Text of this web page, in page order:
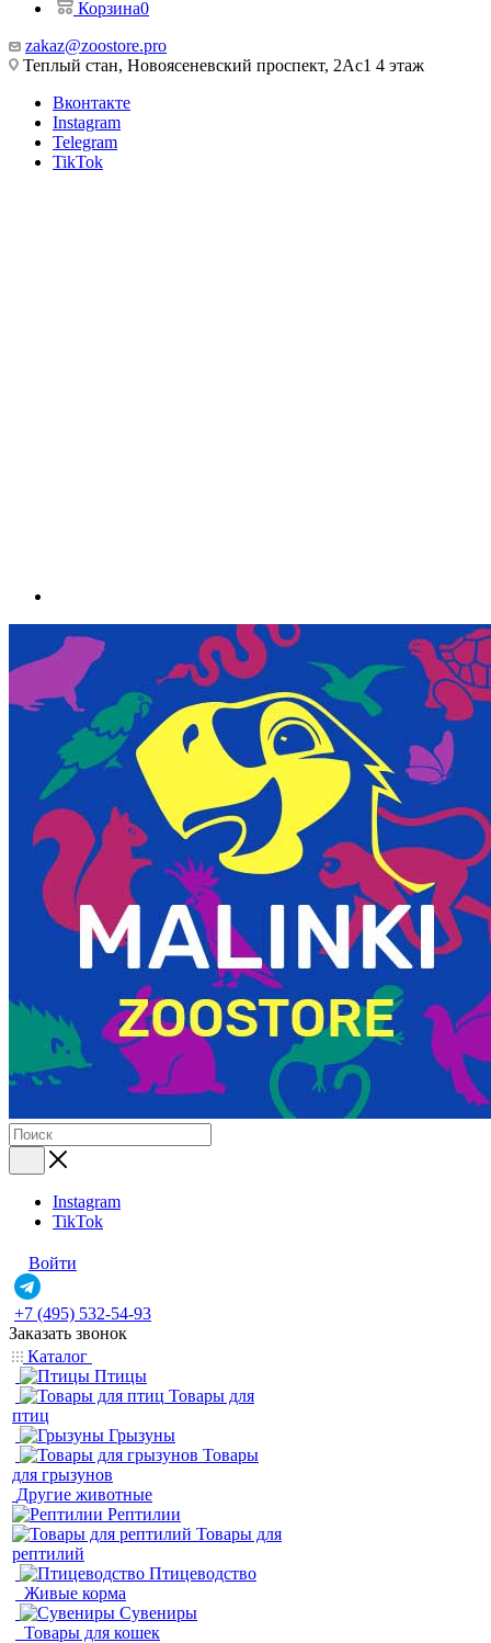
Корзина0
zakaz@zoostore.pro
Теплый стан, Новоясеневский проспект, 2Ас1 4 этаж
Вконтакте
Instagram
Telegram
TikTok
Instagram
TikTok
Войти
+7 (495) 532-54-93
Заказать звонок
Каталог
Птицы
Товары для
птиц
Грызуны
Товары
для грызунов
Другие животные
Рептилии
Товары для
рептилий
Птицеводство
Живые корма
Сувениры
Товары для кошек